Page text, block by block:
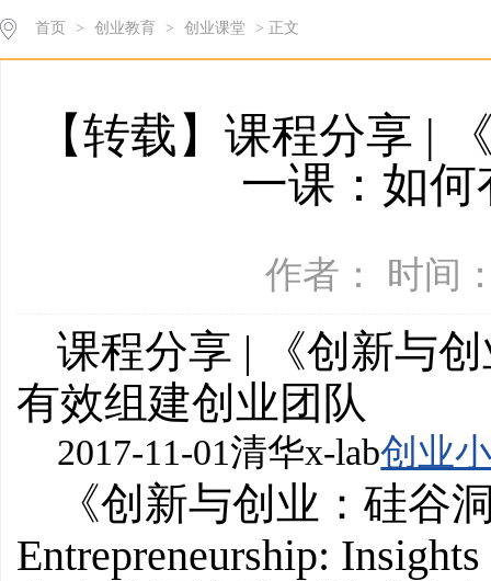
首页 > 创业教育 > 创业课堂 > 正文
【转载】课程分享 |
一课：如
作者： 时间
课程分享 | 《创新与
有效组建创业团队
2017-11-01清华x-lab创业
《创新与创业：硅谷
Entrepreneurship: